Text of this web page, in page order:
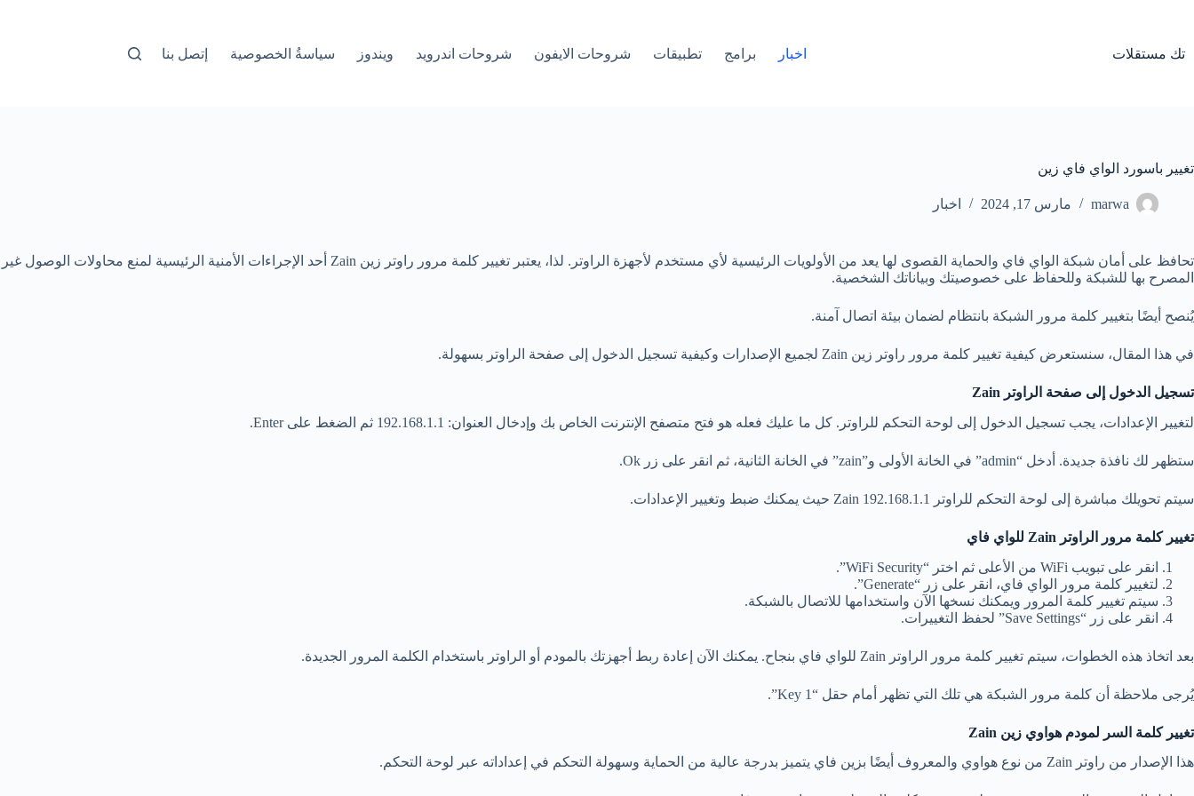
تك مستقلات اخبار برامج تطبيقات شروحات الايفون شروحات اندرويد ويندوز سياسةُ الخصوصية إتصل بنا
تغيير باسورد الواي فاي زين
marwa مارس 17, 2024 اخبار
تحافظ على أمان شبكة الواي فاي والحماية القصوى لها يعد من الأولويات الرئيسية لأي مستخدم لأجهزة الراوتر. لذا، يعتبر تغيير كلمة مرور راوتر زين Zain أحد الإجراءات الأمنية الرئيسية لمنع محاولات الوصول غير
المصرح بها للشبكة وللحفاظ على خصوصيتك وبياناتك الشخصية.
يُنصح أيضًا بتغيير كلمة مرور الشبكة بانتظام لضمان بيئة اتصال آمنة.
في هذا المقال، سنستعرض كيفية تغيير كلمة مرور راوتر زين Zain لجميع الإصدارات وكيفية تسجيل الدخول إلى صفحة الراوتر بسهولة.
تسجيل الدخول إلى صفحة الراوتر Zain
لتغيير الإعدادات، يجب تسجيل الدخول إلى لوحة التحكم للراوتر. كل ما عليك فعله هو فتح متصفح الإنترنت الخاص بك وإدخال العنوان: 192.168.1.1 ثم الضغط على Enter.
ستظهر لك نافذة جديدة. أدخل “admin” في الخانة الأولى و”zain” في الخانة الثانية، ثم انقر على زر Ok.
سيتم تحويلك مباشرة إلى لوحة التحكم للراوتر 192.168.1.1 Zain حيث يمكنك ضبط وتغيير الإعدادات.
تغيير كلمة مرور الراوتر Zain
للواي فاي
انقر على تبويب WiFi من الأعلى ثم اختر “WiFi Security”.
لتغيير كلمة مرور الواي فاي، انقر على زر “Generate”.
سيتم تغيير كلمة المرور ويمكنك نسخها الآن واستخدامها للاتصال بالشبكة.
انقر على زر “Save Settings” لحفظ التغييرات.
بعد اتخاذ هذه الخطوات، سيتم تغيير كلمة مرور الراوتر Zain للواي فاي بنجاح. يمكنك الآن إعادة ربط أجهزتك بالمودم أو الراوتر باستخدام الكلمة المرور الجديدة.
يُرجى ملاحظة أن كلمة مرور الشبكة هي تلك التي تظهر أمام حقل “Key 1”.
تغيير كلمة السر لمودم هواوي زين Zain
هذا الإصدار من راوتر Zain من نوع هواوي والمعروف أيضًا بزين فاي يتميز بدرجة عالية من الحماية وسهولة التحكم في إعداداته عبر لوحة التحكم.